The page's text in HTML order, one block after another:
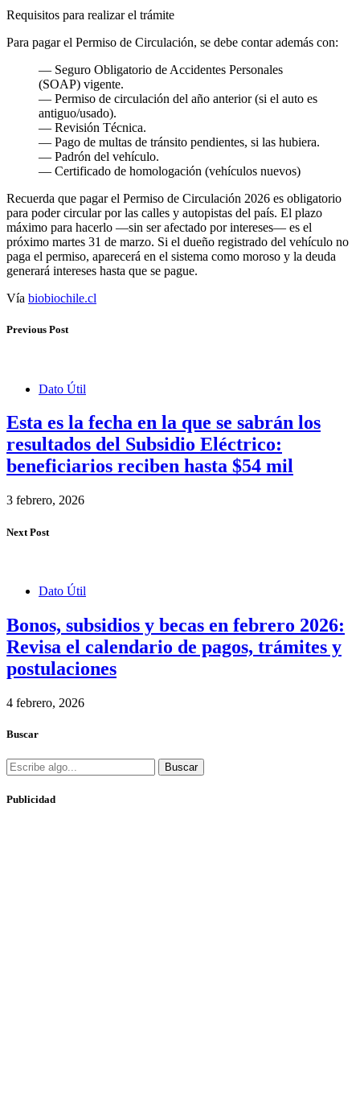
Requisitos para realizar el trámite
Para pagar el Permiso de Circulación, se debe contar además con:
— Seguro Obligatorio de Accidentes Personales
(SOAP) vigente.
— Permiso de circulación del año anterior (si el auto es
antiguo/usado).
— Revisión Técnica.
— Pago de multas de tránsito pendientes, si las hubiera.
— Padrón del vehículo.
— Certificado de homologación (vehículos nuevos)
Recuerda que pagar el Permiso de Circulación 2026 es obligatorio
para poder circular por las calles y autopistas del país. El plazo
máximo para hacerlo —sin ser afectado por intereses— es el
próximo martes 31 de marzo. Si el dueño registrado del vehículo no
paga el permiso, aparecerá en el sistema como moroso y la deuda
generará intereses hasta que se pague.
Vía biobiochile.cl
Previous Post
Dato Útil
Esta es la fecha en la que se sabrán los
resultados del Subsidio Eléctrico:
beneficiarios reciben hasta $54 mil
3 febrero, 2026
Next Post
Dato Útil
Bonos, subsidios y becas en febrero 2026:
Revisa el calendario de pagos, trámites y
postulaciones
4 febrero, 2026
Buscar
Buscar
Publicidad